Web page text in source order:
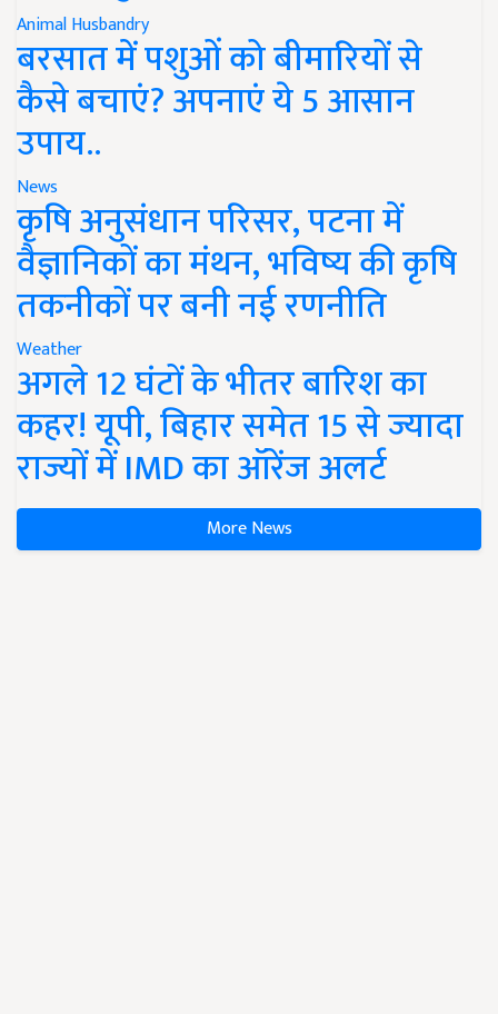
Animal Husbandry
बरसात में पशुओं को बीमारियों से
कैसे बचाएं? अपनाएं ये 5 आसान
उपाय..
News
कृषि अनुसंधान परिसर, पटना में
वैज्ञानिकों का मंथन, भविष्य की कृषि
तकनीकों पर बनी नई रणनीति
Weather
अगले 12 घंटों के भीतर बारिश का
कहर! यूपी, बिहार समेत 15 से ज्यादा
राज्यों में IMD का ऑरेंज अलर्ट
More News